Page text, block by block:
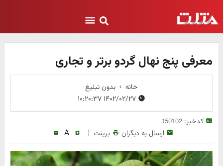
معرفی پنج نهال گردو برتر و تجاری
خانه
بدون تبلیغ
کدخبر:150102
ارسال به دیگران پرینت |
A